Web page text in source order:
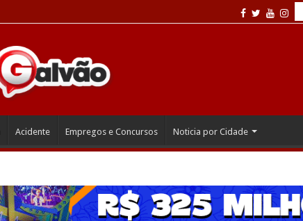
Acidente Empregos e Concursos Noticia por Cidade